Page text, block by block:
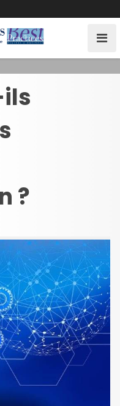
ils
?